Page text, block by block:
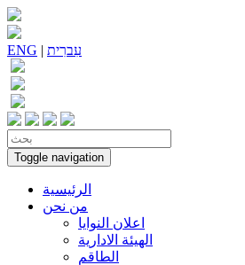
ENG | עִברִית
Toggle navigation
الرئيسية
من نحن
اعلان النوايا
الهيئة الادارية
الطاقم